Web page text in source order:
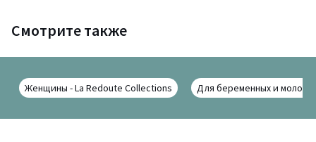
Смотрите также
Женщины - La Redoute Collections Для беременных и